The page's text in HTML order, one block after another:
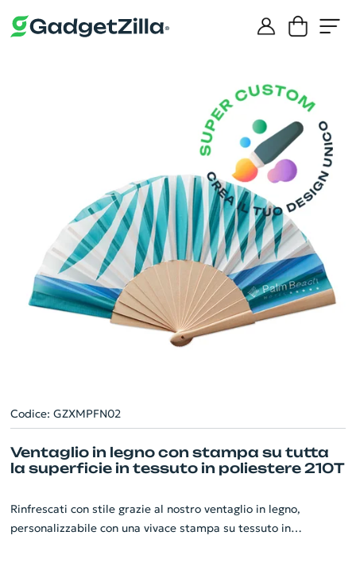
Codice: GZXMPFN02
Ventaglio in legno con stampa su tutta
la superficie in tessuto in poliestere 210T
Rinfrescati con stile grazie al nostro ventaglio in legno,
personalizzabile con una vivace stampa su tessuto in